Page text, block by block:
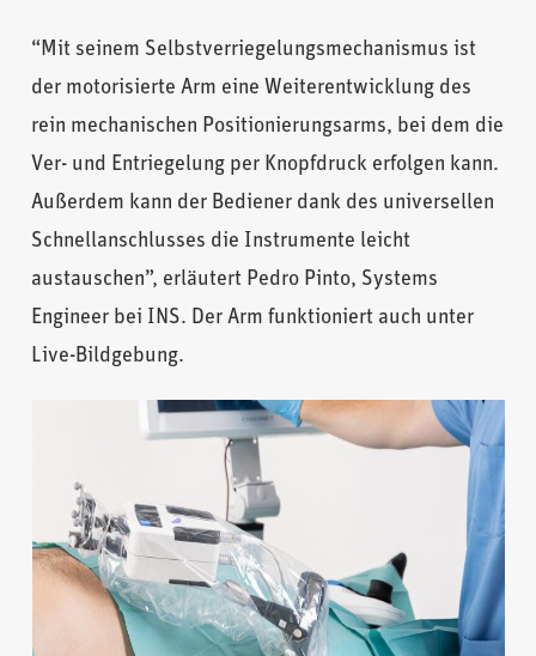
“Mit seinem Selbstverriegelungsmechanismus ist
der motorisierte Arm eine Weiterentwicklung des
rein mechanischen Positionierungsarms, bei dem die
Ver- und Entriegelung per Knopfdruck erfolgen kann.
Außerdem kann der Bediener dank des universellen
Schnellanschlusses die Instrumente leicht
austauschen”, erläutert Pedro Pinto, Systems
Engineer bei INS. Der Arm funktioniert auch unter
Live-Bildgebung.